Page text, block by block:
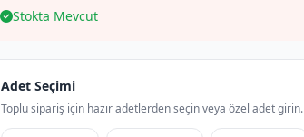
Stokta Mevcut
Adet Seçimi
Toplu sipariş için hazır adetlerden seçin veya özel adet girin.